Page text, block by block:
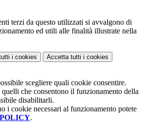
terzi da questo utilizzati si avvalgono di
ed utili alle finalità illustrate nella
i cookies Accetta tutti i cookies
scegliere quali cookie consentire.
che consentono il funzionamento della
disabilitarli.
i cookie necessari al funzionamento potete
.